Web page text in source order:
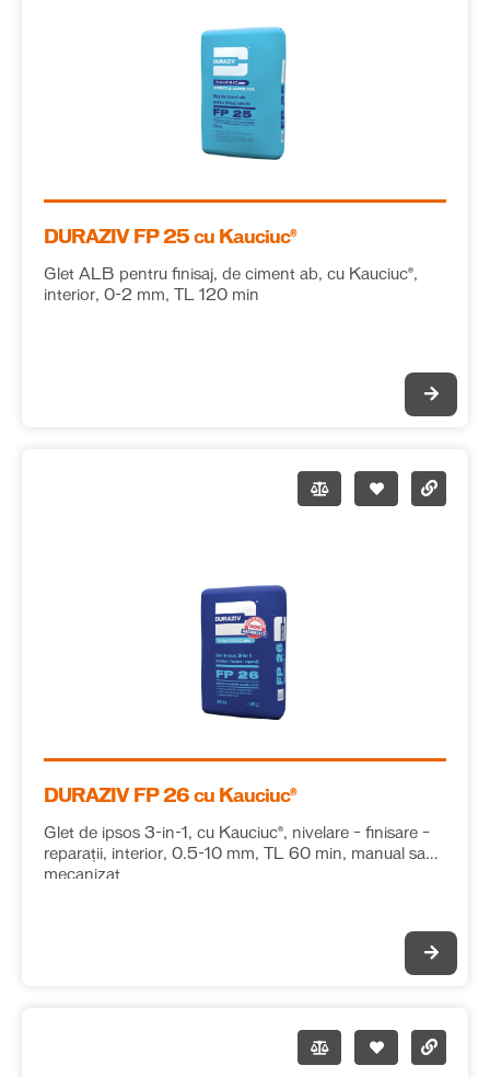
DURAZIV FP 25 cu Kauciuc®
Glet ALB pentru finisaj, de ciment ab, cu Kauciuc®,
interior, 0-2 mm, TL 120 min
DURAZIV FP 26 cu Kauciuc®
Glet de ipsos 3-in-1, cu Kauciuc®, nivelare – finisare –
reparații, interior, 0.5-10 mm, TL 60 min, manual sau
mecanizat